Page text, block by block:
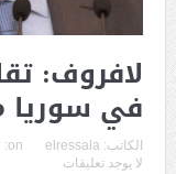
لافروف:
في سوريا
الكاتب: elressala
on:
لا يوجد تعليقات